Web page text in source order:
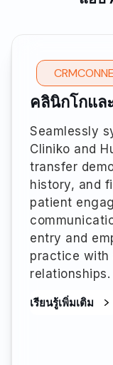
คลินิกโกแล
Seamlessly
Cliniko and
transfer
history, and
patient
entry and
practice with
relationships.
เรียนรู้เพิ่มเติม